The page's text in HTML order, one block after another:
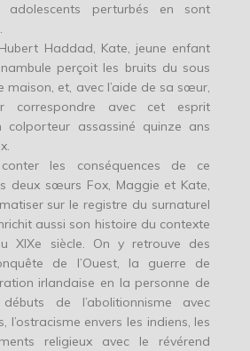
adolescents perturbés en sont
Haddad, Kate, jeune enfant
perçoit les bruits du sous
maison, et, avec l’aide de sa sœur,
correspondre avec cet esprit
colporteur assassiné quinze ans
conter les conséquences de ce
deux sœurs Fox, Maggie et Kate,
sur le registre du surnaturel
aussi son histoire du contexte
XIXe siècle. On y retrouve des
de l’Ouest, la guerre de
irlandaise en la personne de
de l’abolitionnisme avec
l’ostracisme envers les indiens, les
religieux avec le révérend